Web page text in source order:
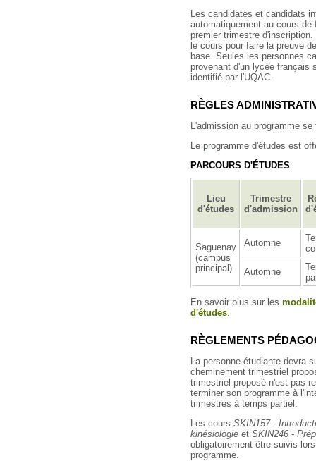
Les candidates et candidats
automatiquement au cours
premier trimestre
le cours pour faire la preuve
base. Seules les personnes
provenant d'un lycée français
identifié par l'UQAC.
RÈGLES
L'admission au programme
Le programme d'études est
PARCOURS D'ÉTUDES
Lieu
d'études
Trimestre
d'admission
Saguenay
(campus
principal)
Automne
Automne
En savoir plus sur les
d'études
RÈGLEMENTS
La personne étudiante devra
cheminement trimestriel
trimestriel proposé n'est pas
terminer son programme à
trimestres à temps partiel.
Les cours SKIN157 -
kinésiologie et SKIN246 -
obligatoirement être suivis
programme.